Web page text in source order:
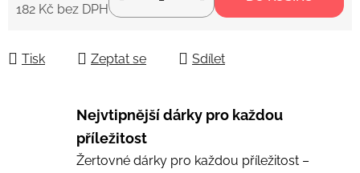
182 Kč bez DPH
Tisk Zeptat se Sdílet
Nejvtipnější dárky pro každou
příležitost
Žertovné dárky pro každou příležitost –